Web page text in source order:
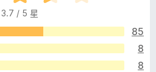
器
附
加
件
3.7 / 5 星
85
8
8